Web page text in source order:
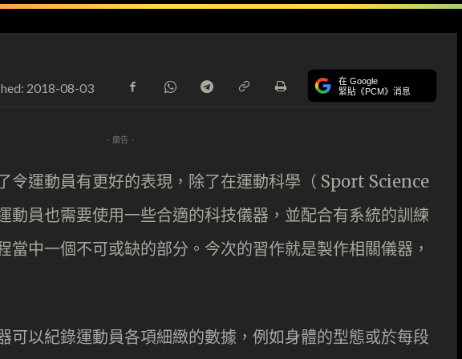
2018-08-03 在 Google
緊貼《PCM》消息
- 廣告 -
令運動員有更好的表現，除了在運動科學（ Sport Science
動員也需要使用一些合適的科技儀器，並配合有系統的訓練
當中一個不可或缺的部分。今次的習作就是製作相關儀器，
可以紀錄運動員各項細緻的數據，例如身體的型態或於每段